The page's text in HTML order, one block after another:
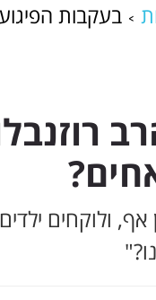
בעקבות
אף, ולוקחים